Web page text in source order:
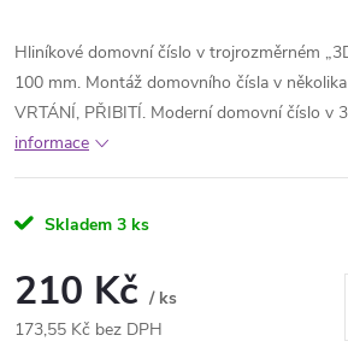
Hliníkové domovní číslo v trojrozměrném
100 mm. Montáž domovního čísla v
VRTÁNÍ, PŘIBITÍ. Moderní domovní číslo v
informace
Skladem 3 ks
210 Kč / ks
173,55 Kč bez DPH